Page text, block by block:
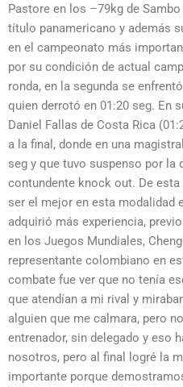
Pastore en los –79kg de
título panamericano y además
en el campeonato más
por su condición de actual
ronda, en la segunda se
quien derrotó en 01:20 seg. En
Daniel Fallas de Costa Rica
a la final, donde en una
seg y que tuvo suspenso por
contundente knock out. De
ser el mejor en esta modalidad
adquirió más experiencia,
en los Juegos Mundiales,
representante colombiano en
combate fue ver que no tenía
que atendían a mi rival y
alguien que me calmara, pero
entrenador, sin delegado y eso
nosotros, pero al final logré la
importante porque